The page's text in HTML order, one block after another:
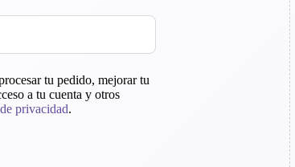
tu pedido, mejorar tu
a tu cuenta y otros
privacidad.